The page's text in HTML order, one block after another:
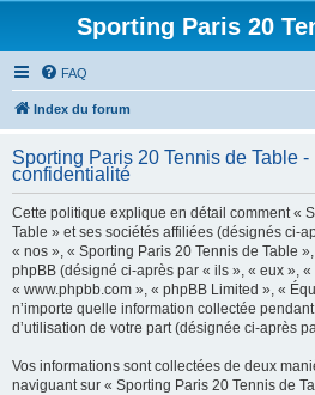
Sporting Paris 20
FAQ
Index du forum
Sporting Paris 20 Tennis de Table
confidentialité
Cette politique explique en détail comment «
Table » et ses sociétés affiliées (désignés ci-
« nos », « Sporting Paris 20 Tennis de Table
phpBB (désigné ci-après par « ils », « eux »,
« www.phpbb.com », « phpBB Limited », «
n’importe quelle information collectée
d’utilisation de votre part (désignée ci-après
Vos informations sont collectées de deux
naviguant sur « Sporting Paris 20 Tennis de